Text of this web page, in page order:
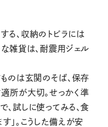
る、収納のトビラには
雑貨は、耐震用ジェル
ものは玄関のそば、保存
所が大切。せっかく準
試しに使ってみる、食
」。こうした備えが安